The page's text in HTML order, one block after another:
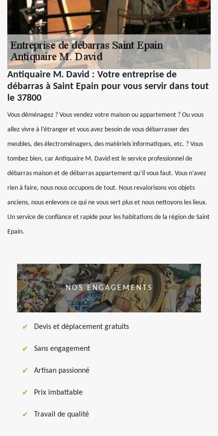
Antiquaire M. David : Votre entreprise de
débarras à Saint Epain pour vous servir dans tout
le 37800
Vous déménagez ? Vous vendez votre maison ou appartement ? Ou vous
allez vivre à l’étranger et vous avez besoin de vous débarrasser des
meubles, des électroménagers, des matériels informatiques, etc. ? Vous
tombez bien, car Antiquaire M. David est le service professionnel de
débarras maison et de débarras appartement qu’il vous faut. Vous n’avez
rien à faire, nous nous occupons de tout. Nous revalorisons vos objets
anciens, nous enlevons ce qui ne vous sert plus et nous nettoyons les lieux.
Un service de confiance et rapide pour les habitations de la région de Saint
Epain.
NOS ENGAGEMENTS
Devis et déplacement gratuits
Sans engagement
Artisan passionné
Prix imbattable
Travail de qualité